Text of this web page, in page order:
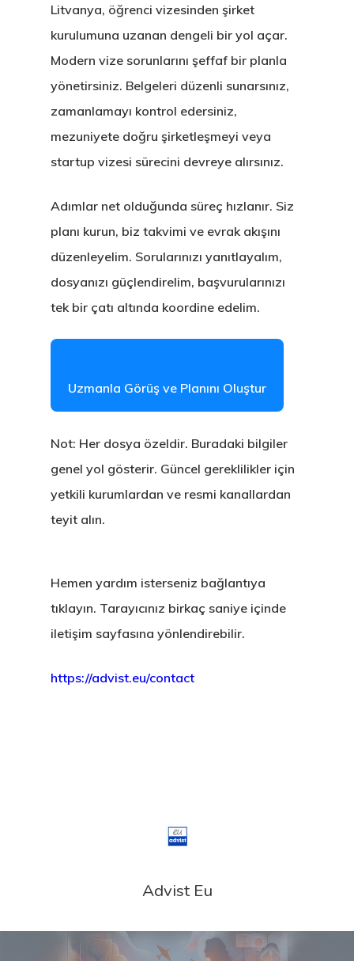
Litvanya, öğrenci vizesinden şirket
kurulumuna uzanan dengeli bir yol açar.
Modern vize sorunlarını şeffaf bir planla
yönetirsiniz. Belgeleri düzenli sunarsınız,
zamanlamayı kontrol edersiniz,
mezuniyete doğru şirketleşmeyi veya
startup vizesi sürecini devreye alırsınız.
Adımlar net olduğunda süreç hızlanır. Siz
planı kurun, biz takvimi ve evrak akışını
düzenleyelim. Sorularınızı yanıtlayalım,
dosyanızı güçlendirelim, başvurularınızı
tek bir çatı altında koordine edelim.
Uzmanla Görüş ve Planını Oluştur
Not: Her dosya özeldir. Buradaki bilgiler
genel yol gösterir. Güncel gereklilikler için
yetkili kurumlardan ve resmi kanallardan
teyit alın.
Hemen yardım isterseniz bağlantıya
tıklayın. Tarayıcınız birkaç saniye içinde
iletişim sayfasına yönlendirebilir.
https://advist.eu/contact
Advist Eu